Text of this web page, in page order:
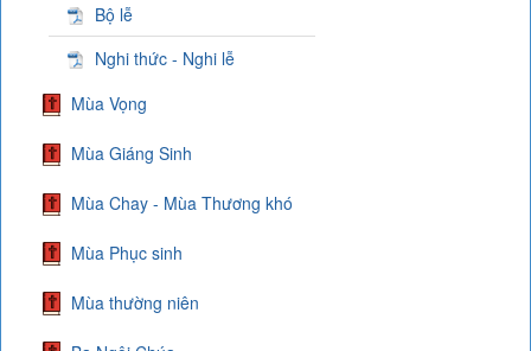
Bộ lễ
Nghi thức - Nghi lễ
Mùa Vọng
Mùa Giáng Sinh
Mùa Chay - Mùa Thương khó
Mùa Phục sinh
Mùa thường niên